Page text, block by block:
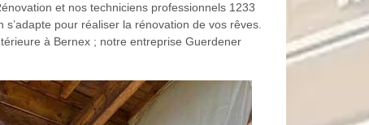
et nos techniciens professionnels 1233
pour réaliser la rénovation de vos rêves.
à Bernex ; notre entreprise Guerdener